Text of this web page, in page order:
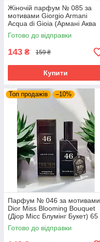
Жіночій парфум № 085 за
мотивами Giorgio Armani
Acqua di Gioia (Армані Аква
Ді Джоя) 65 мл
Готово до відправки
143 ₴ 159 ₴
Купити
Топ продажів –10%
Парфум № 046 за мотивами
Dior Miss Blooming Bouquet
(Діор Місс Блумінг Букет) 65
мл
Готово до відправки